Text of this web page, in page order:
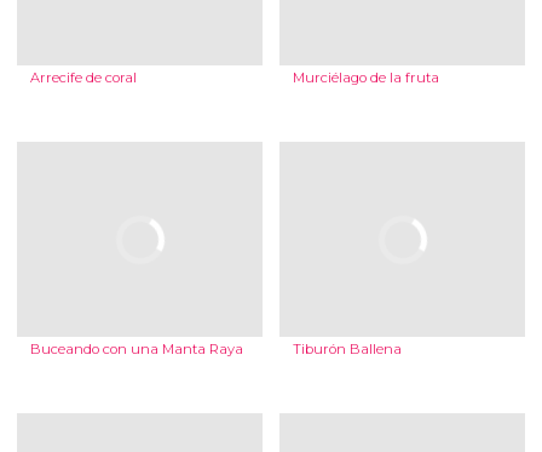
Arrecife de coral Murciélago de la fruta
Buceando con una Manta Raya Tiburón Ballena